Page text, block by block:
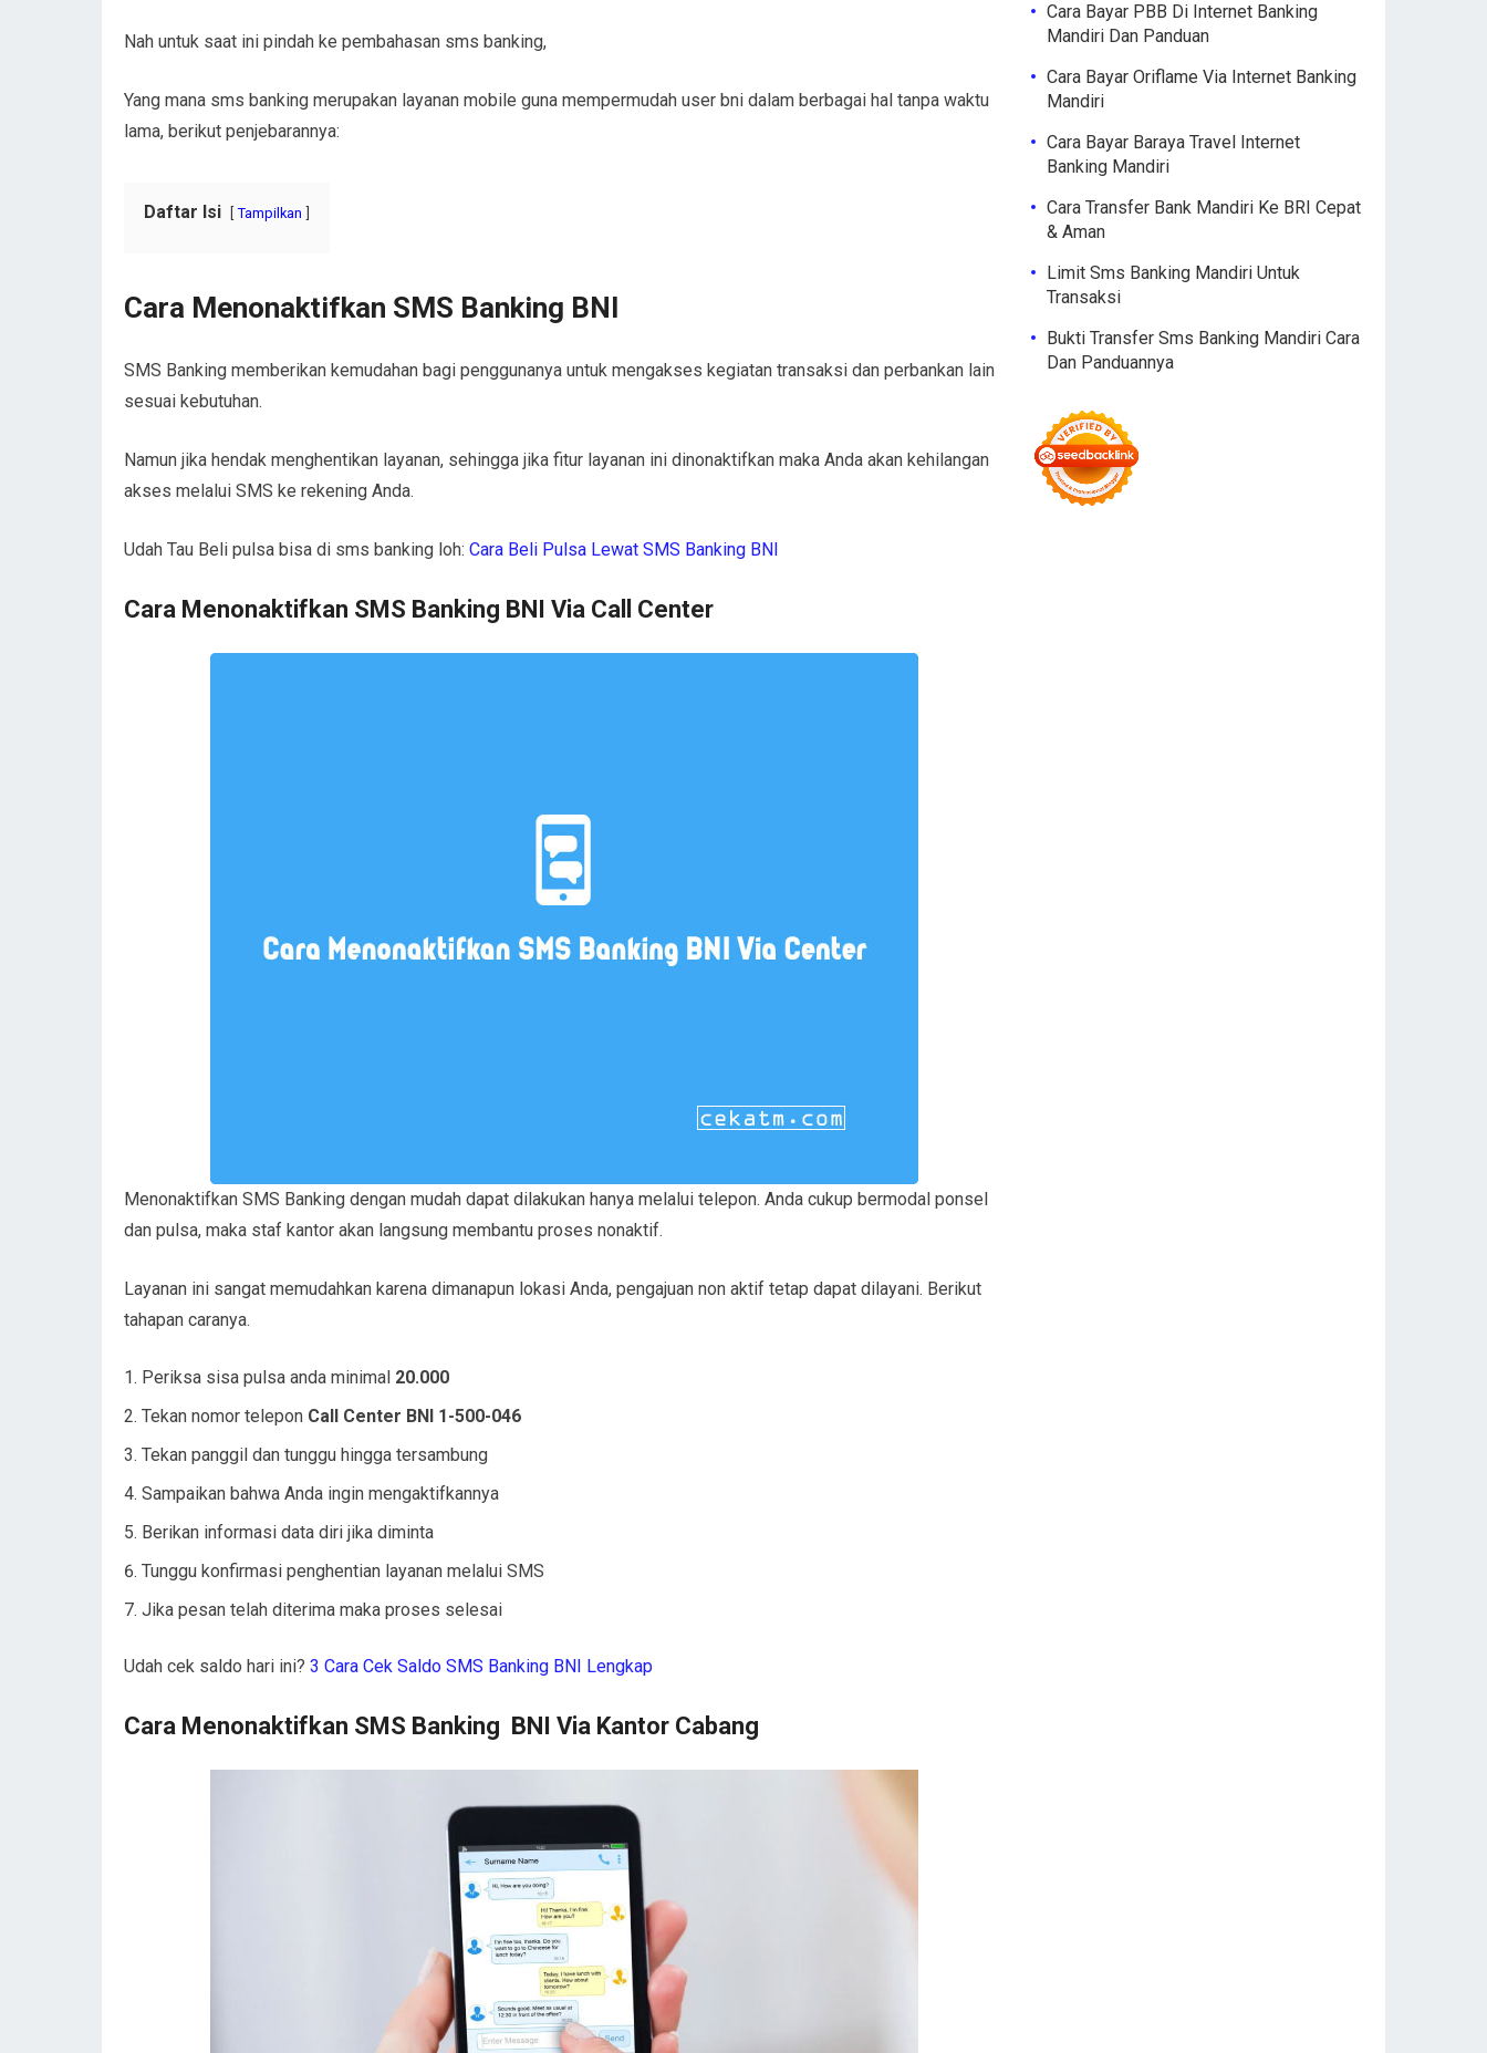
Nah untuk saat ini pindah ke pembahasan sms banking,
Yang mana sms banking merupakan layanan mobile guna mempermudah user bni dalam berbagai hal tanpa waktu
lama, berikut penjebarannya:
Daftar Isi Tampilkan
Cara Menonaktifkan SMS Banking BNI
SMS Banking memberikan kemudahan bagi penggunanya untuk mengakses kegiatan transaksi dan perbankan lain
sesuai kebutuhan.
Namun jika hendak menghentikan layanan, sehingga jika fitur layanan ini dinonaktifkan maka Anda akan kehilangan
akses melalui SMS ke rekening Anda.
Udah Tau Beli pulsa bisa di sms banking loh: Cara Beli Pulsa Lewat SMS Banking BNI
Cara Menonaktifkan SMS Banking BNI Via Call Center
Menonaktifkan SMS Banking dengan mudah dapat dilakukan hanya melalui telepon. Anda cukup bermodal ponsel
dan pulsa, maka staf kantor akan langsung membantu proses nonaktif.
Layanan ini sangat memudahkan karena dimanapun lokasi Anda, pengajuan non aktif tetap dapat dilayani. Berikut
tahapan caranya.
Periksa sisa pulsa anda minimal 20.000
Tekan nomor telepon Call Center BNI 1-500-046
Tekan panggil dan tunggu hingga tersambung
Sampaikan bahwa Anda ingin mengaktifkannya
Berikan informasi data diri jika diminta
Tunggu konfirmasi penghentian layanan melalui SMS
Jika pesan telah diterima maka proses selesai
Udah cek saldo hari ini? 3 Cara Cek Saldo SMS Banking BNI Lengkap
Cara Menonaktifkan SMS Banking BNI Via Kantor Cabang
Cara Bayar PBB Di Internet Banking
Mandiri Dan Panduan
Cara Bayar Oriflame Via Internet Banking
Mandiri
Cara Bayar Baraya Travel Internet
Banking Mandiri
Cara Transfer Bank Mandiri Ke BRI Cepat
& Aman
Limit Sms Banking Mandiri Untuk
Transaksi
Bukti Transfer Sms Banking Mandiri Cara
Dan Panduannya